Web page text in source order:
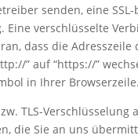
senden, eine SSL-
Eine verschlüsselte
dass die Adresszeile
” auf “https://”
in Ihrer Browserzeile.
TLS-Verschlüsselung
die Sie an uns